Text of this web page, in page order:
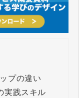
プの違い
実践スキル